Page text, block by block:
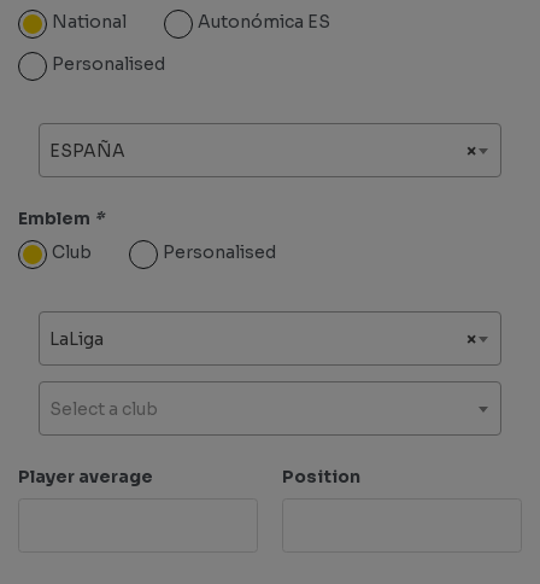
National
Autonómica ES
Personalised
×
ESPAÑA
Emblem *
Club
Personalised
×
LaLiga
Select a club
Player average Position